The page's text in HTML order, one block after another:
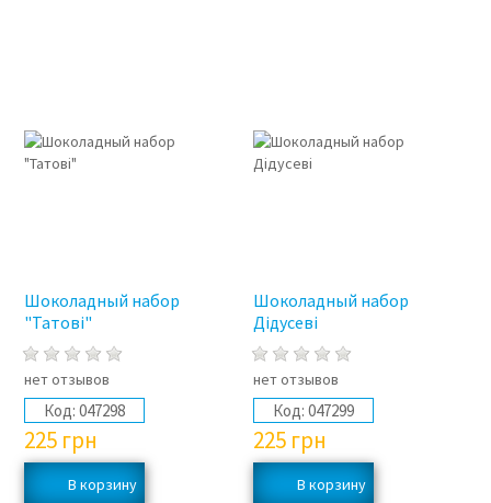
Шоколадный набор
"Татові"
нет отзывов
Код: 047298
225 грн
Шоколадный набор
Дідусеві
нет отзывов
Код: 047299
225 грн